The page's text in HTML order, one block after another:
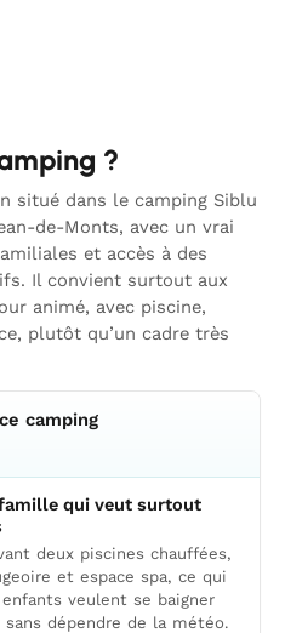
?
situé dans le camping Siblu
de-Monts, avec un vrai
et accès à des
Il convient surtout aux
animé, avec piscine,
plutôt qu’un cadre très
camping
qui veut surtout
deux piscines chauffées,
et espace spa, ce qui
veulent se baigner
dépendre de la météo.